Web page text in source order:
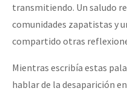
transmitiendo. Un saludo
comunidades zapatistas y
compartido otras
Mientras escribía estas
hablar de la desaparición